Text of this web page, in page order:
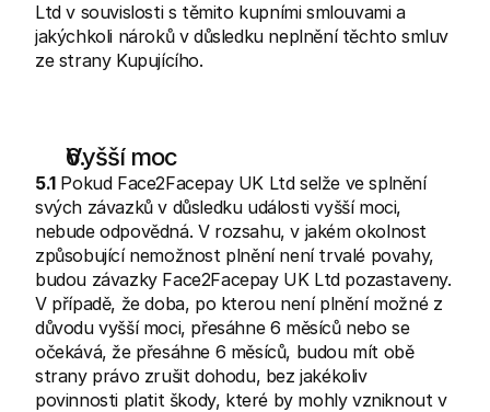
Ltd v souvislosti s těmito kupními smlouvami a
jakýchkoli nároků v důsledku neplnění těchto smluv
ze strany Kupujícího.
Vyšší moc
5.1 Pokud Face2Facepay UK Ltd selže ve splnění
svých závazků v důsledku události vyšší moci,
nebude odpovědná. V rozsahu, v jakém okolnost
způsobující nemožnost plnění není trvalé povahy,
budou závazky Face2Facepay UK Ltd pozastaveny.
V případě, že doba, po kterou není plnění možné z
důvodu vyšší moci, přesáhne 6 měsíců nebo se
očekává, že přesáhne 6 měsíců, budou mít obě
strany právo zrušit dohodu, bez jakékoliv
povinnosti platit škody, které by mohly vzniknout v